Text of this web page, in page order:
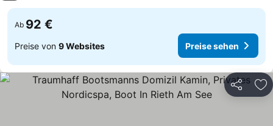
Ab 92 €
Preise von 9 Websites Preise sehen
Teilen